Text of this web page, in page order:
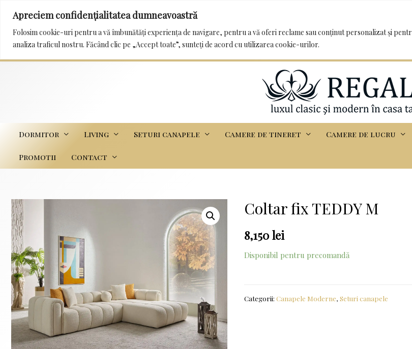
Apreciem confidențialitatea dumneavoastră
Folosim cookie-uri pentru a vă îmbunătăți experiența de navigare, pentru a vă oferi reclame sau conținut personalizat și
analiza traficul nostru. Făcând clic pe „Accept toate”, sunteți de acord cu utilizarea cookie-urilor.
0232 222 233 / 0745 989 114 mobila_trans@yahoo.com | Clădirea Basarabia - Iasi
Dormitor Living Seturi canapele Camere de tineret Camere de lucru
Promotii Contact
Coltar fix TEDDY M
8,150lei
Disponibil pentru precomandă
Categorii:Canapele Moderne ,Seturi canapele